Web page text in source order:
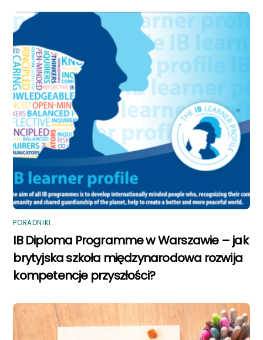
PORADNIKI
IB Diploma Programme w Warszawie – jak
brytyjska szkoła międzynarodowa rozwija
kompetencje przyszłości?